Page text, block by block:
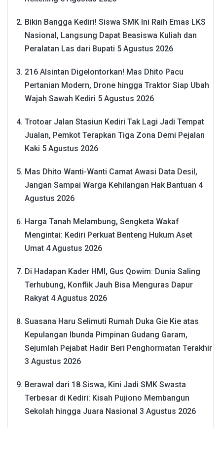
Bikin Bangga Kediri! Siswa SMK Ini Raih Emas LKS
Nasional, Langsung Dapat Beasiswa Kuliah dan
Peralatan Las dari Bupati 5 Agustus 2026
216 Alsintan Digelontorkan! Mas Dhito Pacu
Pertanian Modern, Drone hingga Traktor Siap Ubah
Wajah Sawah Kediri 5 Agustus 2026
Trotoar Jalan Stasiun Kediri Tak Lagi Jadi Tempat
Jualan, Pemkot Terapkan Tiga Zona Demi Pejalan
Kaki 5 Agustus 2026
Mas Dhito Wanti-Wanti Camat Awasi Data Desil,
Jangan Sampai Warga Kehilangan Hak Bantuan 4
Agustus 2026
Harga Tanah Melambung, Sengketa Wakaf
Mengintai: Kediri Perkuat Benteng Hukum Aset
Umat 4 Agustus 2026
Di Hadapan Kader HMI, Gus Qowim: Dunia Saling
Terhubung, Konflik Jauh Bisa Menguras Dapur
Rakyat 4 Agustus 2026
Suasana Haru Selimuti Rumah Duka Gie Kie atas
Kepulangan Ibunda Pimpinan Gudang Garam,
Sejumlah Pejabat Hadir Beri Penghormatan Terakhir
3 Agustus 2026
Berawal dari 18 Siswa, Kini Jadi SMK Swasta
Terbesar di Kediri: Kisah Pujiono Membangun
Sekolah hingga Juara Nasional 3 Agustus 2026